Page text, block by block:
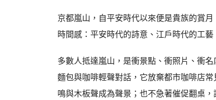
京都嵐山，自平安時代以來便是貴族的賞
時間感：平安時代的詩意、江戶時代的工
多數人抵達嵐山，是衝景點、衝照片、衝
麵包與咖啡輕聲對話，它放棄都市咖啡店
鳴與木板聲成為聲景；也不急著催促翻桌